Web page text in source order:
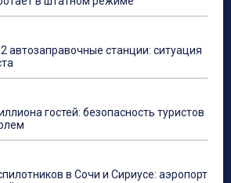
автозаправочные станции: ситуация
гостей: безопасность туристов
в Сочи и Сириусе: аэропорт